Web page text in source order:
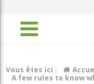
Vous êtes ici :
A few rules to know